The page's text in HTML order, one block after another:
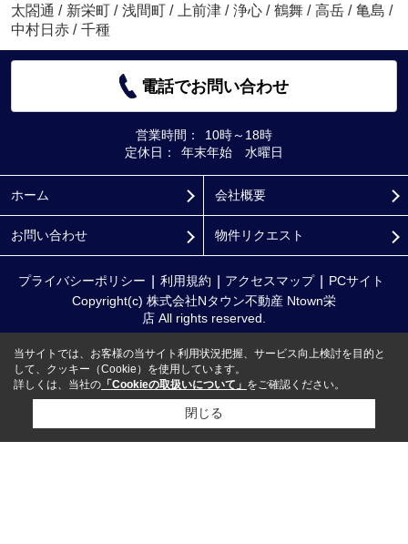
太閤通 / 新栄町 / 浅間町 / 上前津 / 浄心 / 鶴舞 / 高岳 / 亀島 /
中村日赤 / 千種
電話でお問い合わせ
営業時間：
10時～18時
定休日：
年末年始 水曜日
ホーム 会社概要
お問い合わせ 物件リクエスト
プライバシーポリシー 利用規約 アクセスマップ
PCサイト
Copyright(c) 株式会社Nタウン不動産 Ntown栄
店 All rights reserved.
当サイトでは、お客様の当サイト利用状況把握、サービス向上検討を目的と
して、クッキー（Cookie）を使用しています。
詳しくは、当社の 「Cookieの取扱いについて」 をご確認ください。
閉じる